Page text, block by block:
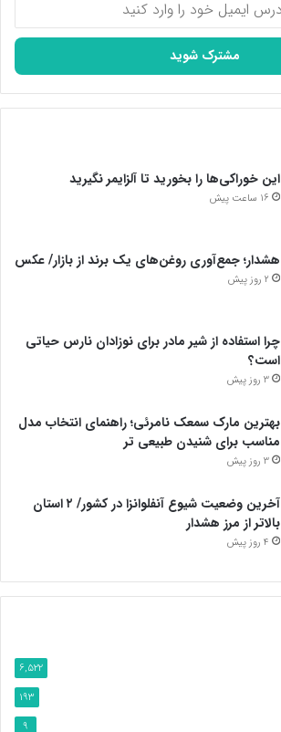
این خوراکی‌ها را بخورید تا آلزایمر نگیرید
16 ساعت پیش
هشدار؛ جمع‌آوری روغن‌های یک برند از بازار/ عکس
2 روز پیش
چرا استفاده از شیر مادر برای نوزادان نارس حیاتی
است؟
3 روز پیش
بهترین مارک سمعک نامرئی؛ راهنمای انتخاب مدل
مناسب برای شنیدن طبیعی تر
3 روز پیش
آخرین وضعیت شیوع آنفلوانزا در کشور/ ۲ استان
بالاتر از مرز هشدار
4 روز پیش
6,522
193
9